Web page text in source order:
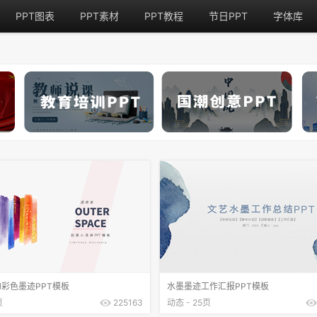
PPT图表 PPT素材 PPT教程 节日PPT 字体库
色墨迹PPT模板
225163
水墨墨迹工作汇报PPT模板
动态 - 25页